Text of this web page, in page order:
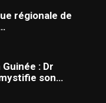
régionale de
: Dr
son…